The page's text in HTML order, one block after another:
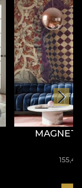
155,48